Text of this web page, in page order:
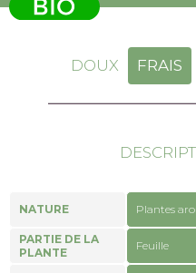
DOUX FRAIS
NATURE Plantes
PARTIE DE LA
PLANTE
Feuille